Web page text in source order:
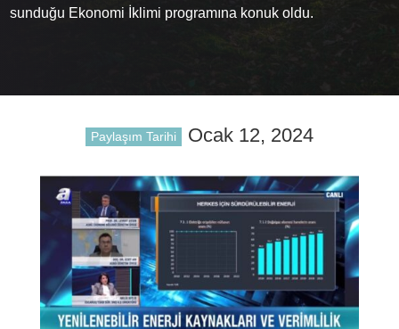
sunduğu Ekonomi İklimi programına konuk oldu.
Paylaşım Tarihi Ocak 12, 2024